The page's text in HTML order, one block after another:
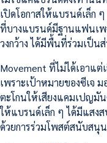
เปิดโอกาสให้แบรนด์เล็ก ๆ
ที่บางแบรนด์มีฐานแฟนเ
วงกว้าง ได้มีพื้นที่ร่วมเป็
Movement ที่ไม่ได้เอาแต่
เพราะเป้าหมายของซีเจ
ตะโกนให้เสียงแคมเปญมั
ให้แบรนด์เล็ก ๆ ได้มีแสงส
ด้วยการร่วมโพสต์สนับสนุ